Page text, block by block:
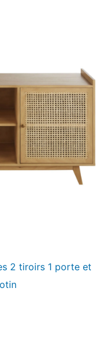
2 tiroirs 1 porte et